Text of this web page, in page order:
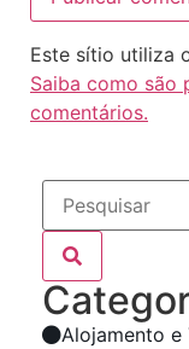
Este sítio utiliza
Saiba como são
comentários.
Alojamento e